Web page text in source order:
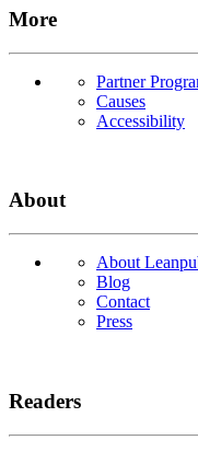
More
Partner
Causes
Accessibility
About
About
Blog
Contact
Press
Readers